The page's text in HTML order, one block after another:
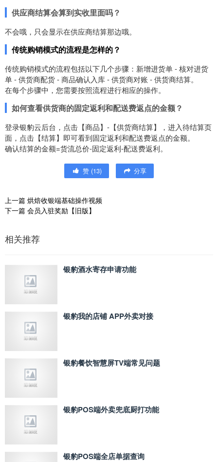
供应商结算会算到实收里面吗？
不会哦，只会显示在供应商结算那边哦。
传统购销模式的流程是怎样的？
传统购销模式的流程包括以下几个步骤：新增进货单 - 核对进货
单 - 供货商配货 - 商品确认入库 - 供货商对账 - 供货商结算。
在每个步骤中，您需要按照流程进行相应的操作。
如何查看供货商的固定返利和配送费返点的金额？
登录银豹云后台，点击【商品】-【供货商结算】，进入待结算页
面，点击【结算】即可看到固定返利和配送费返点的金额。
确认结算的金额=货流总价-固定返利-配送费返利。
赞 (13) 分享
上一篇 烘焙收银端基础操作视频
下一篇 会员入驻奖励【旧版】
相关推荐
银豹酒水寄存申请功能
银豹我的店铺 APP外卖对接
银豹餐饮智慧屏TV端常见问题
银豹POS端外卖兜底厨打功能
银豹POS端全店单据查询